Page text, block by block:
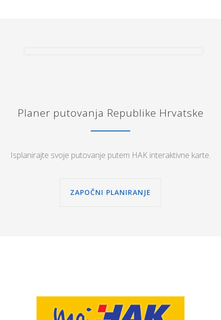
Planer putovanja Republike Hrvatske
Isplanirajte svoje putovanje putem HAK interaktivne karte.
ZAPOČNI PLANIRANJE